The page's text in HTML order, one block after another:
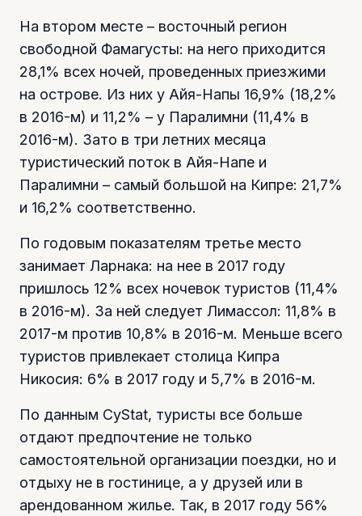
На втором месте – восточный регион
свободной Фамагусты: на него приходится
28,1% всех ночей, проведенных приезжими
на острове. Из них у Айя-Напы 16,9% (18,2%
в 2016-м) и 11,2% – у Паралимни (11,4% в
2016-м). Зато в три летних месяца
туристический поток в Айя-Напе и
Паралимни – самый большой на Кипре: 21,7%
и 16,2% соответственно.
По годовым показателям третье место
занимает Ларнака: на нее в 2017 году
пришлось 12% всех ночевок туристов (11,4%
в 2016-м). За ней следует Лимассол: 11,8% в
2017-м против 10,8% в 2016-м. Меньше всего
туристов привлекает столица Кипра
Никосия: 6% в 2017 году и 5,7% в 2016-м.
По данным CyStat, туристы все больше
отдают предпочтение не только
самостоятельной организации поездки, но и
отдыху не в гостинице, а у друзей или в
арендованном жилье. Так, в 2017 году 56%